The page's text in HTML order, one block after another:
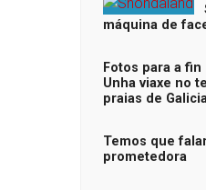
máquina de
Fotos para a fin
Unha viaxe no
praias de
Temos que
prometedora